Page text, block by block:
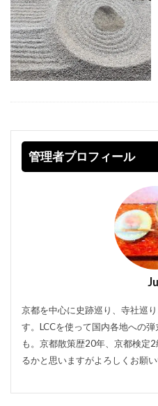
管理者プロフィール
京都を中心に史跡巡り、寺社巡
す。LCCを使って国内各地への
も。京都散策歴20年、京都検定
るかと思いますがよろしくお願い